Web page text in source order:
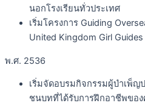
นอกโรงเรียนทั่วประเทศ
เริ่มโครงการ Guiding
United Kingdom Girl Guides
พ.ศ. 2536
เริ่มจัดอบรมกิจกรรมผู้บำเพ็ญ
ชนบทที่ได้รับการฝึกอาชีพขอ